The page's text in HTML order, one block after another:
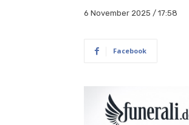
6 November 2025 / 17:58
Facebook